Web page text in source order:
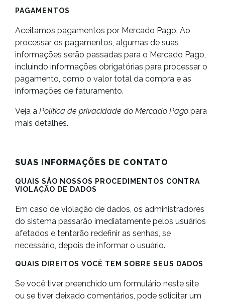
PAGAMENTOS
Aceitamos pagamentos por Mercado Pago. Ao
processar os pagamentos, algumas de suas
informações serão passadas para o Mercado Pago,
incluindo informações obrigatórias para processar o
pagamento, como o valor total da compra e as
informações de faturamento.
Veja a Política de privacidade do Mercado Pago para
mais detalhes.
SUAS INFORMAÇÕES DE CONTATO
QUAIS SÃO NOSSOS PROCEDIMENTOS CONTRA
VIOLAÇÃO DE DADOS
Em caso de violação de dados, os administradores
do sistema passarão imediatamente pelos usuários
afetados e tentarão redefinir as senhas, se
necessário, depois de informar o usuário.
QUAIS DIREITOS VOCÊ TEM SOBRE SEUS DADOS
Se você tiver preenchido um formulário neste site
ou se tiver deixado comentários, pode solicitar um